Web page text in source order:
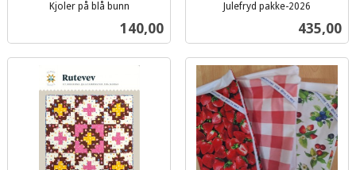
Kjoler på blå bunn
Pris
140,00
Julefryd pakke-2026
Pris
435,00